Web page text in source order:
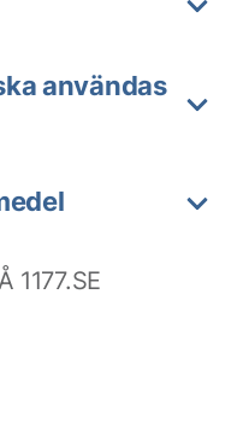
användas
1177.SE